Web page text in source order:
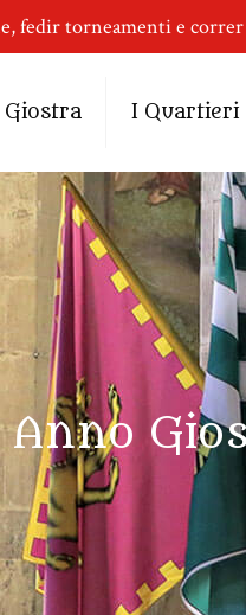
fedir torneamenti e
Giostra I Quartieri
Anno